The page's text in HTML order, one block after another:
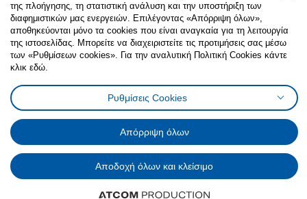
Δήλωση ΥπαναχώρησηςΡυθμίσεις cookiesΌροι Χρήσης
Γενική Πολιτική Προσωπικών Δεδομένων
Πολιτική Προσωπικών Δεδομένων για ΙΚΕΑ.gr
Κώδικας Καταναλωτικής Δεοντολογίας
© Inter-IKEA Systems B.V. 1999 - 2025
της πλοήγησης, τη στατιστική ανάλυση και την υποστήριξη των
διαφημιστικών μας ενεργειών. Επιλέγοντας «Απόρριψη όλων»,
αποθηκεύονται μόνο τα cookies που είναι αναγκαία για τη λειτουργία
της ιστοσελίδας. Μπορείτε να διαχειριστείτε τις προτιμήσεις σας μέσω
των «Ρυθμίσεων cookies». Για την αναλυτική Πολιτική Cookies κάντε
κλικ εδώ.
Ρυθμίσεις Cookies
Απόρριψη όλων
Αποδοχή όλων και κλείσιμο